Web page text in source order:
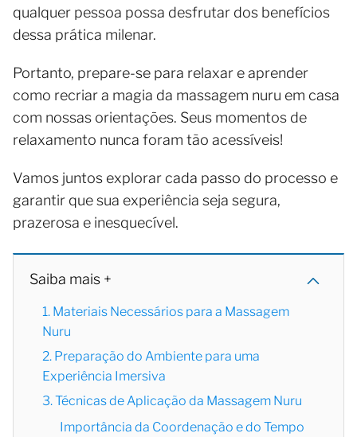
qualquer pessoa possa desfrutar dos benefícios
dessa prática milenar.
Portanto, prepare-se para relaxar e aprender
como recriar a magia da massagem nuru em casa
com nossas orientações. Seus momentos de
relaxamento nunca foram tão acessíveis!
Vamos juntos explorar cada passo do processo e
garantir que sua experiência seja segura,
prazerosa e inesquecível.
Saiba mais +
1. Materiais Necessários para a Massagem
Nuru
2. Preparação do Ambiente para uma
Experiência Imersiva
3. Técnicas de Aplicação da Massagem Nuru
Importância da Coordenação e do Tempo